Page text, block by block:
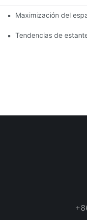
de góndola
Maximización del
para sus productos
Tendencias de